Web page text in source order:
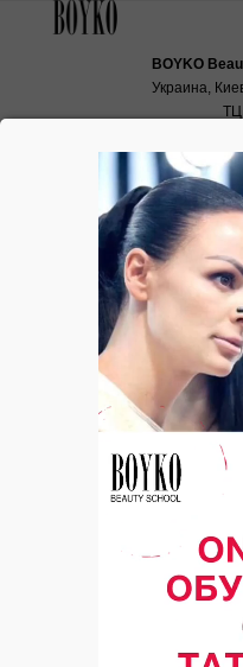
BOYKO
Украина,
ТЦ
Урок
Урок